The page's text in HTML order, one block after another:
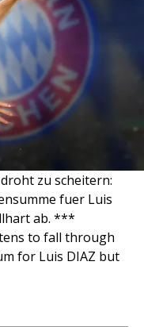
zu scheitern:
fuer Luis
ab. ***
to fall through
for Luis DIAZ but